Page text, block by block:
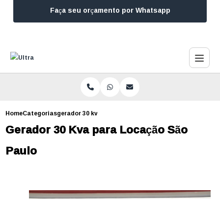
Faça seu orçamento por Whatsapp
HomeCategoriasgerador 30 kva para locacao sao paulo
Gerador 30 Kva para Locação São
Paulo